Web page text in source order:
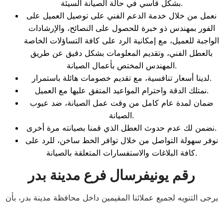
بشكل قاسي في حالة الصيانة السيئة.
نعمل من خلال خدمة الدعم الفني على توصيل العميل على
الفور بمهندس ذو خبرة للحصول على النصائح، والإرشادات
الواجبة للعميل، مع إمكانية الرد على كافة التساؤلات الخاصة
بالعطل الفني، وتقديم المعلومات بشكل دقيق عن طريق
المهندس المختص بأعمال الصيانة.
لدينا أسعار تنافسية، مع تقديم خصومات هائلة باستمرار.
نمتلك الدقة واحترام المواعيد المتفق عليها مع العميل.
ضمان لمدة عام كامل من وقت عمل الصيانة، ضد عيوب
الصيانة.
نضمن لك عدم حدوث العطل الذي قمنا بصيانته مرة أخرى.
نوفر سهولة التواصل من خلال توافر الخط ساخن، للرد على
كافة البلاغات والاستفسارات المتعلقة بالصيانة.
رقم يونيفرسال فرع مدينة بدر
يرجى التنويه لجميع عملائنا المقيمين داخل محافظة مدينة بدر، بأن